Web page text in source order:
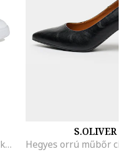
Grand Court 2.0 műbőr sneaker, Fehér/Fekete
S.OLIVER